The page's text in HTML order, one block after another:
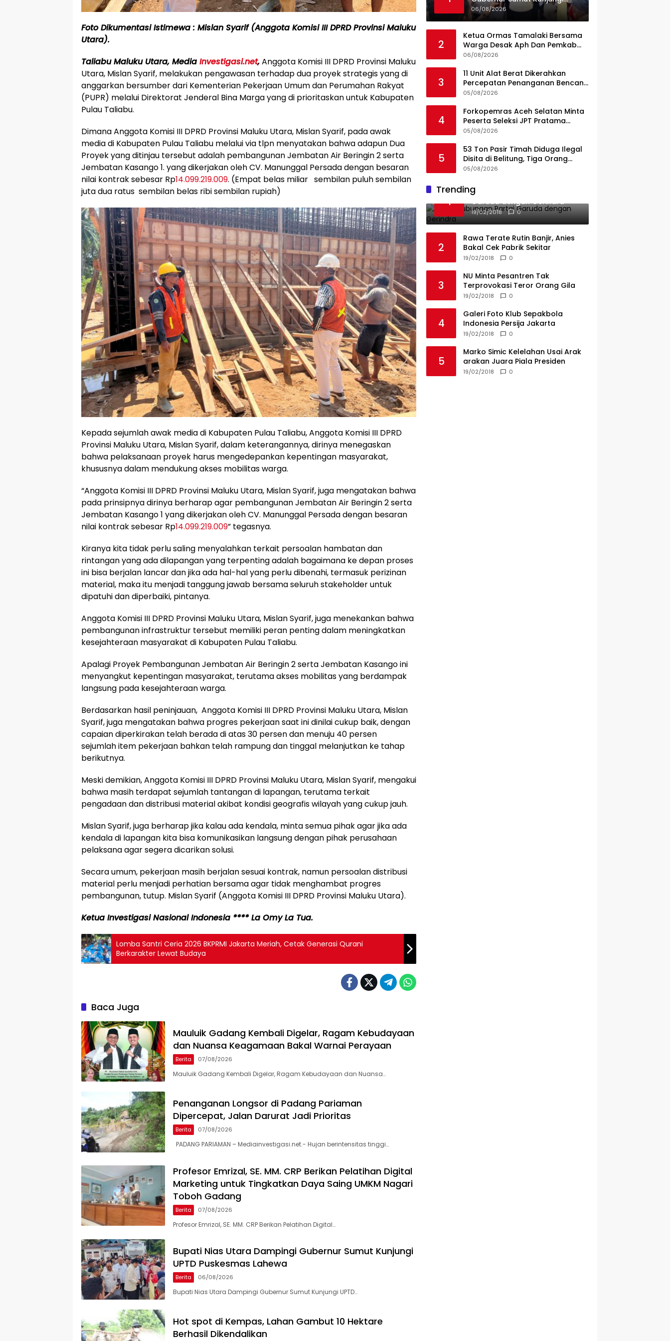
Foto Dikumentasi Istimewa : Mislan Syarif (Anggota Komisi III DPRD Provinsi Maluku
Utara).
Taliabu Maluku Utara, Media Investigasi.net,Anggota Komisi III DPRD Provinsi Maluku
Utara, Mislan Syarif, melakukan pengawasan terhadap dua proyek strategis yang di
anggarkan bersumber dari Kementerian Pekerjaan Umum dan Perumahan Rakyat
(PUPR) melalui Direktorat Jenderal Bina Marga yang di prioritaskan untuk Kabupaten
Pulau Taliabu.
Dimana Anggota Komisi III DPRD Provinsi Maluku Utara, Mislan Syarif, pada awak
media di Kabupaten Pulau Taliabu melalui via tlpn menyatakan bahwa adapun Dua
Proyek yang ditinjau tersebut adalah pembangunan Jembatan Air Beringin 2 serta
Jembatan Kasango 1. yang dikerjakan oleh CV. Manunggal Persada dengan besaran
nilai kontrak sebesar Rp14.099.219.009. (Empat belas miliar sembilan puluh sembilan
juta dua ratus sembilan belas ribi sembilan rupiah)
Kepada sejumlah awak media di Kabupaten Pulau Taliabu, Anggota Komisi III DPRD
Provinsi Maluku Utara, Mislan Syarif, dalam keterangannya, dirinya menegaskan
bahwa pelaksanaan proyek harus mengedepankan kepentingan masyarakat,
khususnya dalam mendukung akses mobilitas warga.
“Anggota Komisi III DPRD Provinsi Maluku Utara, Mislan Syarif, juga mengatakan bahwa
pada prinsipnya dirinya berharap agar pembangunan Jembatan Air Beringin 2 serta
Jembatan Kasango 1 yang dikerjakan oleh CV. Manunggal Persada dengan besaran
nilai kontrak sebesar Rp14.099.219.009” tegasnya.
Kiranya kita tidak perlu saling menyalahkan terkait persoalan hambatan dan
rintangan yang ada dilapangan yang terpenting adalah bagaimana ke depan proses
ini bisa berjalan lancar dan jika ada hal-hal yang perlu dibenahi, termasuk perizinan
material, maka itu menjadi tanggung jawab bersama seluruh stakeholder untuk
dipatuhi dan diperbaiki, pintanya.
Anggota Komisi III DPRD Provinsi Maluku Utara, Mislan Syarif, juga menekankan bahwa
pembangunan infrastruktur tersebut memiliki peran penting dalam meningkatkan
kesejahteraan masyarakat di Kabupaten Pulau Taliabu.
Apalagi Proyek Pembangunan Jembatan Air Beringin 2 serta Jembatan Kasango ini
menyangkut kepentingan masyarakat, terutama akses mobilitas yang berdampak
langsung pada kesejahteraan warga.
Berdasarkan hasil peninjauan, Anggota Komisi III DPRD Provinsi Maluku Utara, Mislan
Syarif, juga mengatakan bahwa progres pekerjaan saat ini dinilai cukup baik, dengan
capaian diperkirakan telah berada di atas 30 persen dan menuju 40 persen
sejumlah item pekerjaan bahkan telah rampung dan tinggal melanjutkan ke tahap
berikutnya.
Meski demikian, Anggota Komisi III DPRD Provinsi Maluku Utara, Mislan Syarif, mengakui
bahwa masih terdapat sejumlah tantangan di lapangan, terutama terkait
pengadaan dan distribusi material akibat kondisi geografis wilayah yang cukup jauh.
Mislan Syarif, juga berharap jika kalau ada kendala, minta semua pihak agar jika ada
kendala di lapangan kita bisa komunikasikan langsung dengan pihak perusahaan
pelaksana agar segera dicarikan solusi.
Secara umum, pekerjaan masih berjalan sesuai kontrak, namun persoalan distribusi
material perlu menjadi perhatian bersama agar tidak menghambat progres
pembangunan, tutup. Mislan Syarif (Anggota Komisi III DPRD Provinsi Maluku Utara).
Ketua Investigasi Nasional Indonesia **** La Omy La Tua.
Lomba Santri Ceria 2026 BKPRMI Jakarta Meriah, Cetak Generasi Qurani
Berkarakter Lewat Budaya
Baca Juga
Mauluik Gadang Kembali Digelar, Ragam Kebudayaan
dan Nuansa Keagamaan Bakal Warnai Perayaan
Berita 07/08/2026
Mauluik Gadang Kembali Digelar, Ragam Kebudayaan dan Nuansa…
Penanganan Longsor di Padang Pariaman
Dipercepat, Jalan Darurat Jadi Prioritas
Berita 07/08/2026
PADANG PARIAMAN – Mediainvestigasi.net.- Hujan berintensitas tinggi…
Profesor Emrizal, SE. MM. CRP Berikan Pelatihan Digital
Marketing untuk Tingkatkan Daya Saing UMKM Nagari
Toboh Gadang
Berita 07/08/2026
Profesor Emrizal, SE. MM. CRP Berikan Pelatihan Digital…
Bupati Nias Utara Dampingi Gubernur Sumut Kunjungi
UPTD Puskesmas Lahewa
Berita 06/08/2026
Bupati Nias Utara Dampingi Gubernur Sumut Kunjungi UPTD…
Hot spot di Kempas, Lahan Gambut 10 Hektare
Berhasil Dikendalikan
UPTD Puskesmas Lahewa
06/08/2026
2
Ketua Ormas Tamalaki Bersama
Warga Desak Aph Dan Pemkab
Konsel Tangkap Pelaku Angkut
PT KAP Melintas Jalan Umum
06/08/2026
3
11 Unit Alat Berat Dikerahkan
Percepatan Penanganan Bencana
di Kelurahan Sipange Kecamatan
05/08/2026
4
Forkopemras Aceh Selatan Minta
Peserta Seleksi JPT Pratama
Andalkan Kompetensi dan
05/08/2026
5
53 Ton Pasir Timah Diduga Ilegal
Disita di Belitung, Tiga Orang
Diamankan, Dua Masih Diburu
05/08/2026
Trending
1
Ini Dia Hubungan Partai
Garuda dengan Gerindra
19/02/2018 0
2
Rawa Terate Rutin Banjir, Anies
Bakal Cek Pabrik Sekitar
19/02/2018 0
3
NU Minta Pesantren Tak
Terprovokasi Teror Orang Gila
19/02/2018 0
4
Galeri Foto Klub Sepakbola
Indonesia Persija Jakarta
19/02/2018 0
5
Marko Simic Kelelahan Usai Arak
arakan Juara Piala Presiden
19/02/2018 0